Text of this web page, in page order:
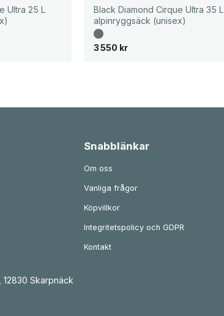
Ultra 25 L
Black Diamond Cirque Ultra 35 L
alpinryggsäck (unisex)
3 550 kr
Snabblänkar
Om oss
Vanliga frågor
Köpvillkor
Integritetspolicy och GDPR
Kontakt
Skarpnäck